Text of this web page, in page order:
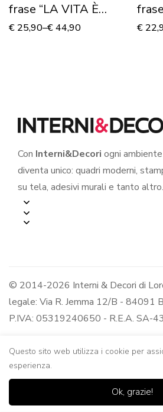
frase “LA VITA È
COME…”
€ 25,90–€44,90 €
Con Interni&Decori ogni ambiente
diventa unico: quadri moderni,
su tela, adesivi murali e tanto altro.
© 2014-2026 Interni & Decori di
legale: Via R. Jemma 12/B - 84091
P.IVA: 05319240650 - R.E.A. SA-
Questo sito web utilizza i cookie per
esperienza.
Ok, grazie!
Casa Negozio
0
Lista dei